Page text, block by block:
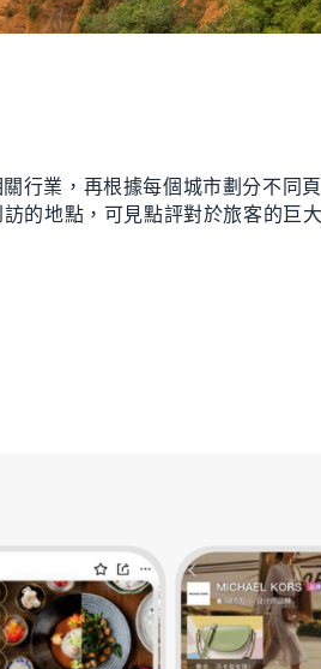
行業，再根據每個城市劃分不同頁
的地點，可見點評對於旅客的巨大